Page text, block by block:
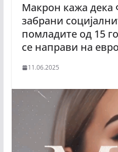
Макрон кажа дека
забрани
помладите од 15
се направи на
11.06.2025